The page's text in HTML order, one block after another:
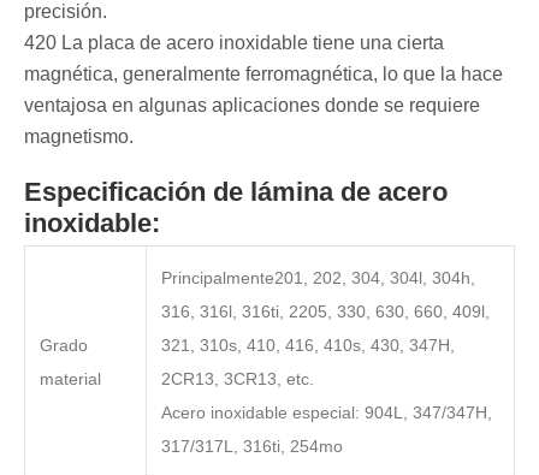
precisión.
420 La placa de acero inoxidable tiene una cierta
magnética, generalmente ferromagnética, lo que la hace
ventajosa en algunas aplicaciones donde se requiere
magnetismo.
Especificación de lámina de acero
inoxidable:
Grado
material
Principalmente201, 202, 304, 304l, 304h,
316, 316l, 316ti, 2205, 330, 630, 660, 409l,
321, 310s, 410, 416, 410s, 430, 347H,
2CR13, 3CR13, etc.
Acero inoxidable especial: 904L, 347/347H,
317/317L, 316ti, 254mo